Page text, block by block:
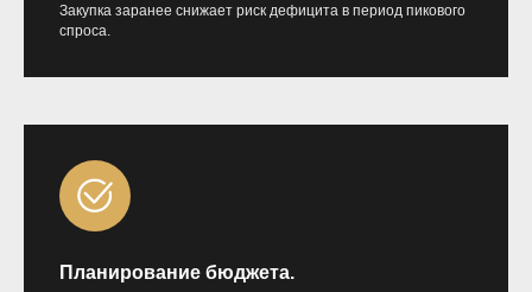
Закупка заранее снижает риск дефицита в период пикового
спроса.
Планирование бюджета.